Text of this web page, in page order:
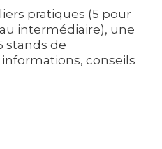
pratiques (5 pour
intermédiaire), une
stands de
conseils